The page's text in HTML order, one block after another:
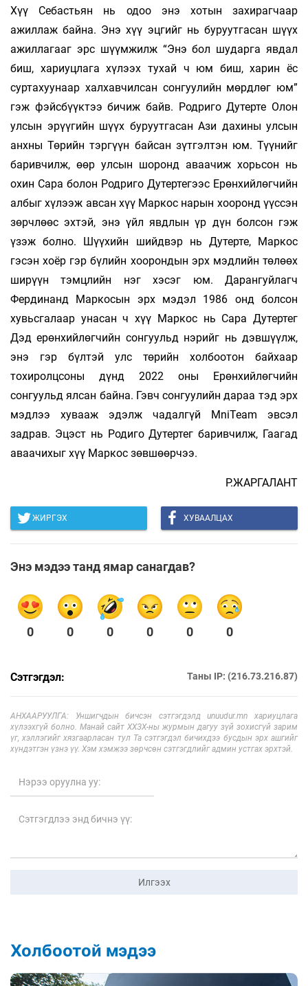
Хүү Себастьян нь одоо энэ хотын захирагчаар
ажиллаж байна. Энэ хүү эцгийг нь буруутгасан шүүх
ажиллагааг эрс шүүмжилж “Энэ бол шударга явдал
биш, хариуцлага хүлээх тухай ч юм биш, харин ёс
суртахуунаар халхавчилсан сонгуулийн мөрдлөг юм”
гэж фэйсбүүктээ бичиж байв. Родриго Дутерте Олон
улсын эрүүгийн шүүх буруутгасан Ази дахины улсын
анхны Төрийн тэргүүн байсан зүтгэлтэн юм. Түүнийг
баривчилж, өөр улсын шоронд аваачиж хорьсон нь
охин Сара болон Родриго Дутертегээс Ерөнхийлөгчийн
албыг хүлээж авсан хүү Маркос нарын хооронд үүссэн
зөрчлөөс эхтэй, энэ үйл явдлын үр дүн болсон гэж
үзэж болно. Шүүхийн шийдвэр нь Дутерте, Маркос
гэсэн хоёр гэр бүлийн хоорондын эрх мэдлийн төлөөх
ширүүн тэмцлийн нэг хэсэг юм. Дарангуйлагч
Фердинанд Маркосын эрх мэдэл 1986 онд болсон
хувьсгалаар унасан ч хүү Маркос нь Сара Дутертег
Дэд ерөнхийлөгчийн сонгуульд нэрийг нь дэвшүүлж,
энэ гэр бүлтэй улс төрийн холбоотон байхаар
тохиролцсоны дүнд 2022 оны Ерөнхийлөгчийн
сонгуульд ялсан байна. Гэвч сонгуулийн дараа тэд эрх
мэдлээ хувааж эдэлж чадалгүй MniTeam эвсэл
задрав. Эцэст нь Родиго Дутертег баривчилж, Гаагад
аваачихыг хүү Маркос зөвшөөрчээ.
Р.ЖАРГАЛАНТ
ЖИРГЭХ ХУВААЛЦАХ
Энэ мэдээ танд ямар санагдав?
0 0 0 0 0 0
Сэтгэгдэл: Таны IP: (216.73.216.87)
АНХААРУУЛГА: Уншигчдын бичсэн сэтгэгдэлд unuudur.mn хариуцлага
хүлээхгүй болно. Манай сайт ХХЗХ-ны журмын дагуу зүй зохисгүй зарим
үг, хэллэгийг хязгаарласан тул Та сэтгэгдэл бичихдээ бусдын эрх ашгийг
хүндэтгэн үзнэ үү. Хэм хэмжээ зөрчсөн сэтгэгдлийг админ устгах эрхтэй.
Илгээх
Холбоотой мэдээ